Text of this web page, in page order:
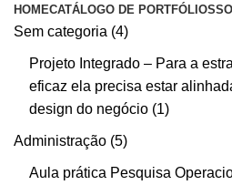
HOMECATÁLOGO DE PORTFÓLIOS
Sem categoria 4
Projeto Integrado – Para a
eficaz ela precisa estar
design do negócio 1
Administração 5
Aula prática Pesquisa